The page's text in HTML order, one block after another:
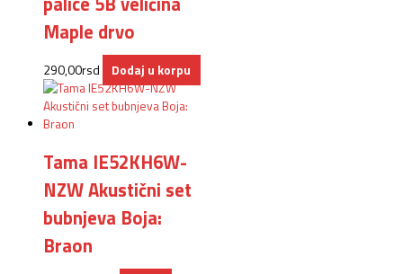
Maple drvo
290,00rsd Dodaj u korpu
Tama IE52KH6W-
NZW Akustični set
bubnjeva Boja:
Braon